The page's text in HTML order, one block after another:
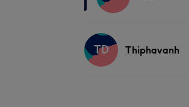
TD Thiphavanh